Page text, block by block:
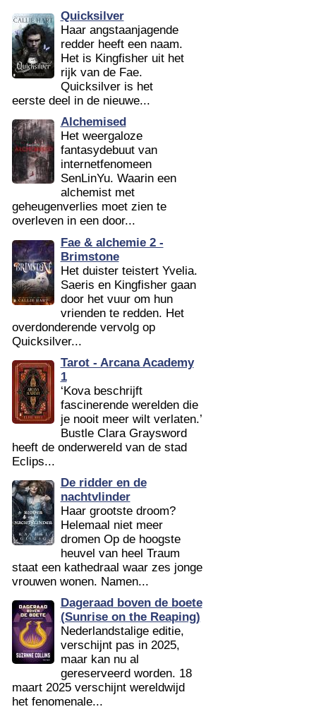
Quicksilver
Haar angstaanjagende
redder heeft een naam.
Het is Kingfisher uit het
rijk van de Fae.
Quicksilver is het
eerste deel in de nieuwe...
Alchemised
Het weergaloze
fantasydebuut van
internetfenomeen
SenLinYu. Waarin een
alchemist met
geheugenverlies moet zien te
overleven in een door...
Fae & alchemie 2 -
Brimstone
Het duister teistert Yvelia.
Saeris en Kingfisher gaan
door het vuur om hun
vrienden te redden. Het
overdonderende vervolg op
Quicksilver...
Tarot - Arcana Academy
1
‘Kova beschrijft
fascinerende werelden die
je nooit meer wilt verlaten.’
Bustle Clara Graysword
heeft de onderwereld van de stad
Eclips...
De ridder en de
nachtvlinder
Haar grootste droom?
Helemaal niet meer
dromen Op de hoogste
heuvel van heel Traum
staat een kathedraal waar zes jonge
vrouwen wonen. Namen...
Dageraad boven de boete
(Sunrise on the Reaping)
Nederlandstalige editie,
verschijnt pas in 2025,
maar kan nu al
gereserveerd worden. 18
maart 2025 verschijnt wereldwijd
het fenomenale...